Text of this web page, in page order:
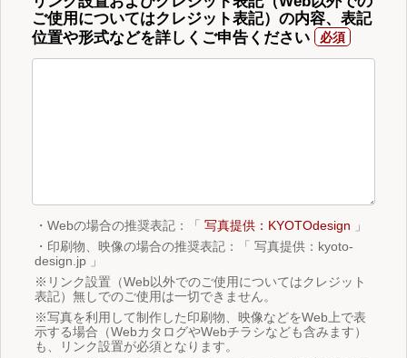
ご使用についてはクレジット表記）の内容、表記
位置や形式などを詳しくご申告ください
・Webの場合の推奨表記：「 写真提供：KYOTOdesign 」
・印刷物、映像の場合の推奨表記：「 写真提供：kyoto-
design.jp 」
※リンク設置（Web以外でのご使用についてはクレジット
表記）無しでのご使用は一切できません。
※写真を利用して制作した印刷物、映像などをWeb上で表
示する場合（WebカタログやWebチラシなども含みます）
も、リンク設置が必須となります。